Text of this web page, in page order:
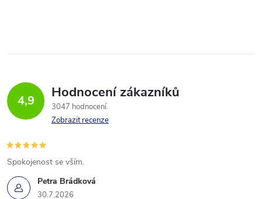
4,9 Hodnocení zákazníků
3047 hodnocení
Zobrazit recenze
Petra Brádková
30.7.2026
Spokojenost se vším.